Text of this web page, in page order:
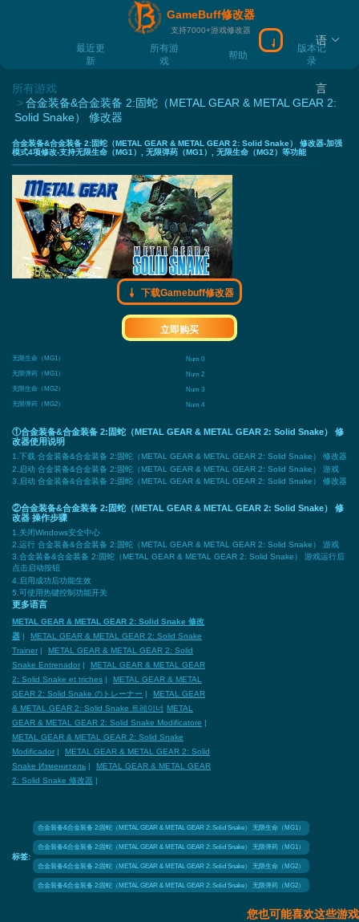
GameBuff修改器
支持7000+游戏修改器
最近更
新
所有游
戏
帮助
版本记
录
下载Gamebuff
语
言
所有游戏
合金装备&合金装备 2:固蛇（METAL GEAR & METAL GEAR 2:
Solid Snake） 修改器
合金装备&合金装备 2:固蛇（METAL GEAR & METAL GEAR 2: Solid Snake） 修改器-加强
模式4项修改-支持无限生命（MG1）, 无限弹药（MG1）, 无限生命（MG2）等功能
下载Gamebuff修改器
立即购买
无限生命（MG1）
Num 0
无限弹药（MG1）
Num 2
无限生命（MG2）
Num 3
无限弹药（MG2）
Num 4
①合金装备&合金装备 2:固蛇（METAL GEAR & METAL GEAR 2: Solid Snake） 修
改器使用说明
1.下载 合金装备&合金装备 2:固蛇（METAL GEAR & METAL GEAR 2: Solid Snake） 修改器
2.启动 合金装备&合金装备 2:固蛇（METAL GEAR & METAL GEAR 2: Solid Snake） 游戏
3.启动 合金装备&合金装备 2:固蛇（METAL GEAR & METAL GEAR 2: Solid Snake） 修改器
②合金装备&合金装备 2:固蛇（METAL GEAR & METAL GEAR 2: Solid Snake） 修
改器 操作步骤
1.关闭Windows安全中心
2.运行 合金装备&合金装备 2:固蛇（METAL GEAR & METAL GEAR 2: Solid Snake） 游戏
3.合金装备&合金装备 2:固蛇（METAL GEAR & METAL GEAR 2: Solid Snake） 游戏运行后
点击启动按钮
4.启用成功后功能生效
5.可使用热键控制功能开关
更多语言
METAL GEAR & METAL GEAR 2: Solid Snake 修改
器 |
METAL GEAR & METAL GEAR 2: Solid Snake
Trainer |
METAL GEAR & METAL GEAR 2: Solid
Snake Entrenador |
METAL GEAR & METAL GEAR
2: Solid Snake et triches |
METAL GEAR & METAL
GEAR 2: Solid Snake のトレーナー |
METAL GEAR
& METAL GEAR 2: Solid Snake 트레이너 METAL
GEAR & METAL GEAR 2: Solid Snake Modificatore |
METAL GEAR & METAL GEAR 2: Solid Snake
Modificador |
METAL GEAR & METAL GEAR 2: Solid
Snake Изменитель |
METAL GEAR & METAL GEAR
2: Solid Snake 修改器 |
标签:
合金装备&合金装备 2:固蛇（METAL GEAR & METAL GEAR 2: Solid Snake） 无限生命（MG1）
合金装备&合金装备 2:固蛇（METAL GEAR & METAL GEAR 2: Solid Snake） 无限弹药（MG1）
合金装备&合金装备 2:固蛇（METAL GEAR & METAL GEAR 2: Solid Snake） 无限生命（MG2）
合金装备&合金装备 2:固蛇（METAL GEAR & METAL GEAR 2: Solid Snake） 无限弹药（MG2）
您也可能喜欢这些游戏